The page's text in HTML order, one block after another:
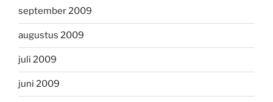
september 2009
augustus 2009
juli 2009
juni 2009